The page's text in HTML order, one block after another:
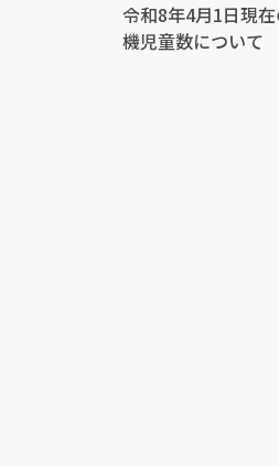
令和8年4月1日現
機児童数について